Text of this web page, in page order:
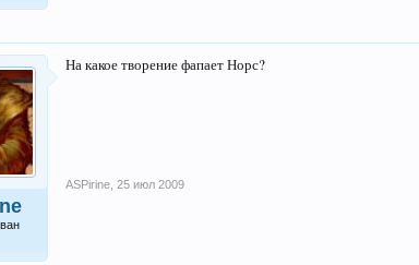
На какое творение фапает Норс?
ASPirine 25 июл 2009